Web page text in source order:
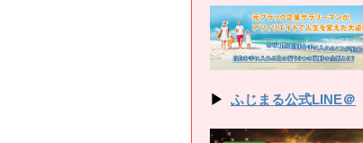
▶ ふじまる公式LINE＠